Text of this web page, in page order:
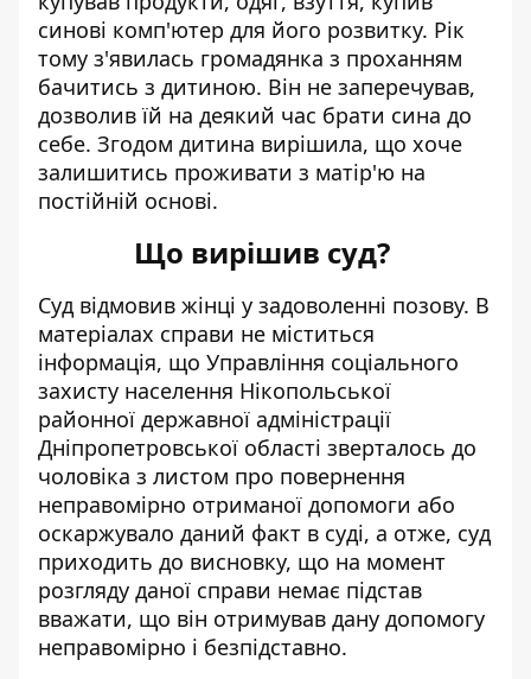
синові комп'ютер для його розвитку. Рік
тому з'явилась громадянка з проханням
бачитись з дитиною. Він не заперечував,
дозволив їй на деякий час брати сина до
себе. Згодом дитина вирішила, що хоче
залишитись проживати з матір'ю на
постійній основі.
Що вирішив суд?
Суд відмовив жінці у задоволенні позову. В
матеріалах справи не міститься
інформація, що Управління соціального
захисту населення Нікопольської
районної державної адміністрації
Дніпропетровської області зверталось до
чоловіка з листом про повернення
неправомірно отриманої допомоги або
оскаржувало даний факт в суді, а отже, суд
приходить до висновку, що на момент
розгляду даної справи немає підстав
вважати, що він отримував дану допомогу
неправомірно і безпідставно.